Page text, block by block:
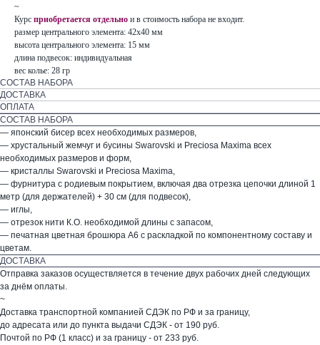
~
Курс приобретается отдельно и в стоимость набора не входит.
размер центрального элемента: 42х40 мм
высота центрального элемента: 15 мм
длина подвесок: индивидуальная
вес колье: 28 гр
СОСТАВ НАБОРА
ДОСТАВКА
ОПЛАТА
СОСТАВ НАБОРА
— японский бисер всех необходимых размеров,
— хрустальный жемчуг и бусины Swarovski и Preciosa Maxima всех
необходимых размеров и форм,
— кристаллы Swarovski и Preciosa Maxima,
— фурнитура с родиевым покрытием, включая два отрезка цепочки длиной 1
метр (для держателей) + 30 см (для подвесок),
— иглы,
— отрезок нити К.О. необходимой длины с запасом,
— печатная цветная брошюра А6 с раскладкой по компонентному составу и
цветам.
ДОСТАВКА
Отправка заказов осуществляется в течение двух рабочих дней следующих
за днём оплаты.
~
Доставка транспортной компанией СДЭК по РФ и за границу,
до адресата или до пункта выдачи СДЭК - от 190 руб.
Почтой по РФ (1 класс) и за границу - от 233 руб.